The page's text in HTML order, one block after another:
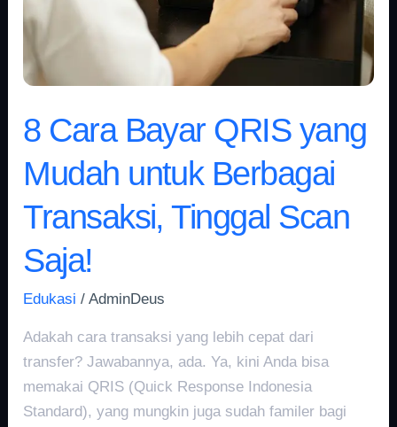
8 Cara Bayar QRIS yang
Mudah untuk Berbagai
Transaksi, Tinggal Scan
Saja!
Edukasi /AdminDeus
Adakah cara transaksi yang lebih cepat dari
transfer? Jawabannya, ada. Ya, kini Anda bisa
memakai QRIS (Quick Response Indonesia
Standard), yang mungkin juga sudah familer bagi
untuk
Transaksi,
Tinggal
Saja!